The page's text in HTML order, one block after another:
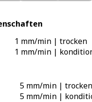
1 mm/min | trocken
1 mm/min |
5 mm/min | trocken
5 mm/min |